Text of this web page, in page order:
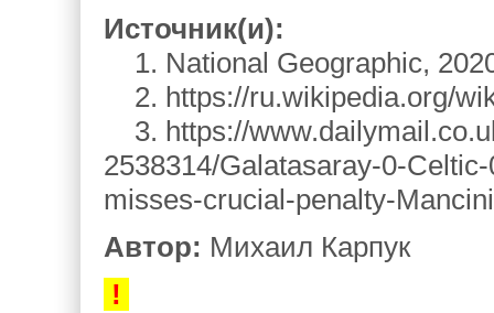
Источник(и):
1. National Geographic,
2. https://ru.wikipedia.org/
3. https://
2538314/Galatasaray-0-
misses-crucial-penalty-
Автор: Михаил Карпук
!